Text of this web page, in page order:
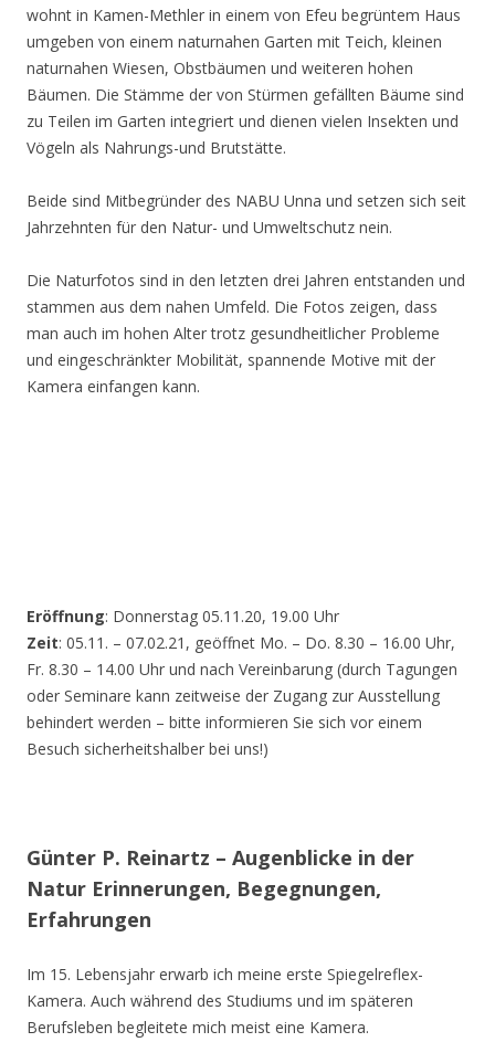
wohnt in Kamen-Methler in einem von Efeu begrüntem Haus
umgeben von einem naturnahen Garten mit Teich, kleinen
naturnahen Wiesen, Obstbäumen und weiteren hohen
Bäumen. Die Stämme der von Stürmen gefällten Bäume sind
zu Teilen im Garten integriert und dienen vielen Insekten und
Vögeln als Nahrungs-und Brutstätte.
Beide sind Mitbegründer des NABU Unna und setzen sich seit
Jahrzehnten für den Natur- und Umweltschutz nein.
Die Naturfotos sind in den letzten drei Jahren entstanden und
stammen aus dem nahen Umfeld. Die Fotos zeigen, dass
man auch im hohen Alter trotz gesundheitlicher Probleme
und eingeschränkter Mobilität, spannende Motive mit der
Kamera einfangen kann.
Eröffnung: Donnerstag 05.11.20, 19.00 Uhr
Zeit: 05.11. – 07.02.21, geöffnet Mo. – Do. 8.30 – 16.00 Uhr,
Fr. 8.30 – 14.00 Uhr und nach Vereinbarung (durch Tagungen
oder Seminare kann zeitweise der Zugang zur Ausstellung
behindert werden – bitte informieren Sie sich vor einem
Besuch sicherheitshalber bei uns!)
Günter P. Reinartz – Augenblicke in der
Natur Erinnerungen, Begegnungen,
Erfahrungen
Im 15. Lebensjahr erwarb ich meine erste Spiegelreflex-
Kamera. Auch während des Studiums und im späteren
Berufsleben begleitete mich meist eine Kamera.